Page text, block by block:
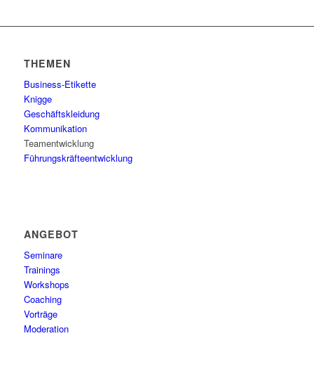
THEMEN
Business-Etikette
Knigge
Geschäftskleidung
Kommunikation
Teamentwicklung
Führungskräfteentwicklung
ANGEBOT
Seminare
Trainings
Workshops
Coaching
Vorträge
Moderation